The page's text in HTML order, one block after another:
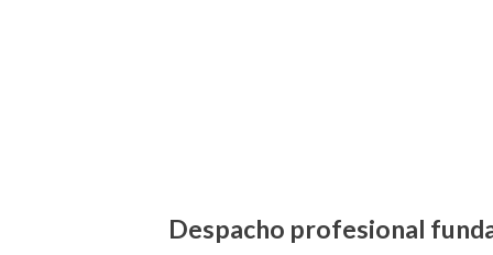
Despacho profesional